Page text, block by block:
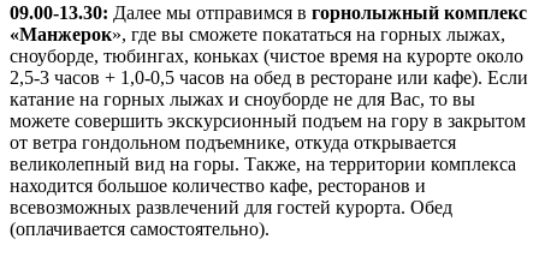
09.00-13.30: Далее мы отправимся в горнолыжный комплекс
«Манжерок», где вы сможете покататься на горных лыжах,
сноуборде, тюбингах, коньках (чистое время на курорте около
2,5-3 часов + 1,0-0,5 часов на обед в ресторане или кафе). Если
катание на горных лыжах и сноуборде не для Вас, то вы
можете совершить экскурсионный подъем на гору в закрытом
от ветра гондольном подъемнике, откуда открывается
великолепный вид на горы. Также, на территории комплекса
находится большое количество кафе, ресторанов и
всевозможных развлечений для гостей курорта. Обед
(оплачивается самостоятельно).